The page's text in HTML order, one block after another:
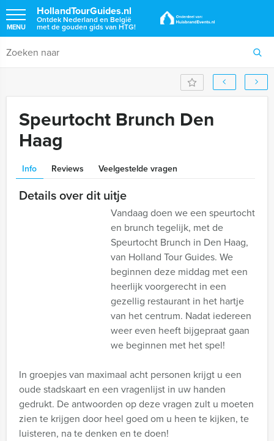
HollandTourGuides.nl
Ontdek Nederland en België
met de gouden gids van HTG!
MENU
Speurtocht Brunch Den
Haag
Info Reviews Veelgestelde vragen
Details over dit uitje
Vandaag doen we een speurtocht
en brunch tegelijk, met de
Speurtocht Brunch in Den Haag,
van Holland Tour Guides. We
beginnen deze middag met een
heerlijk voorgerecht in een
gezellig restaurant in het hartje
van het centrum. Nadat iedereen
weer even heeft bijgepraat gaan
we beginnen met het spel!
In groepjes van maximaal acht personen krijgt u een
oude stadskaart en een vragenlijst in uw handen
gedrukt. De antwoorden op deze vragen zult u moeten
zien te krijgen door heel goed om u heen te kijken, te
luisteren, na te denken en te doen!